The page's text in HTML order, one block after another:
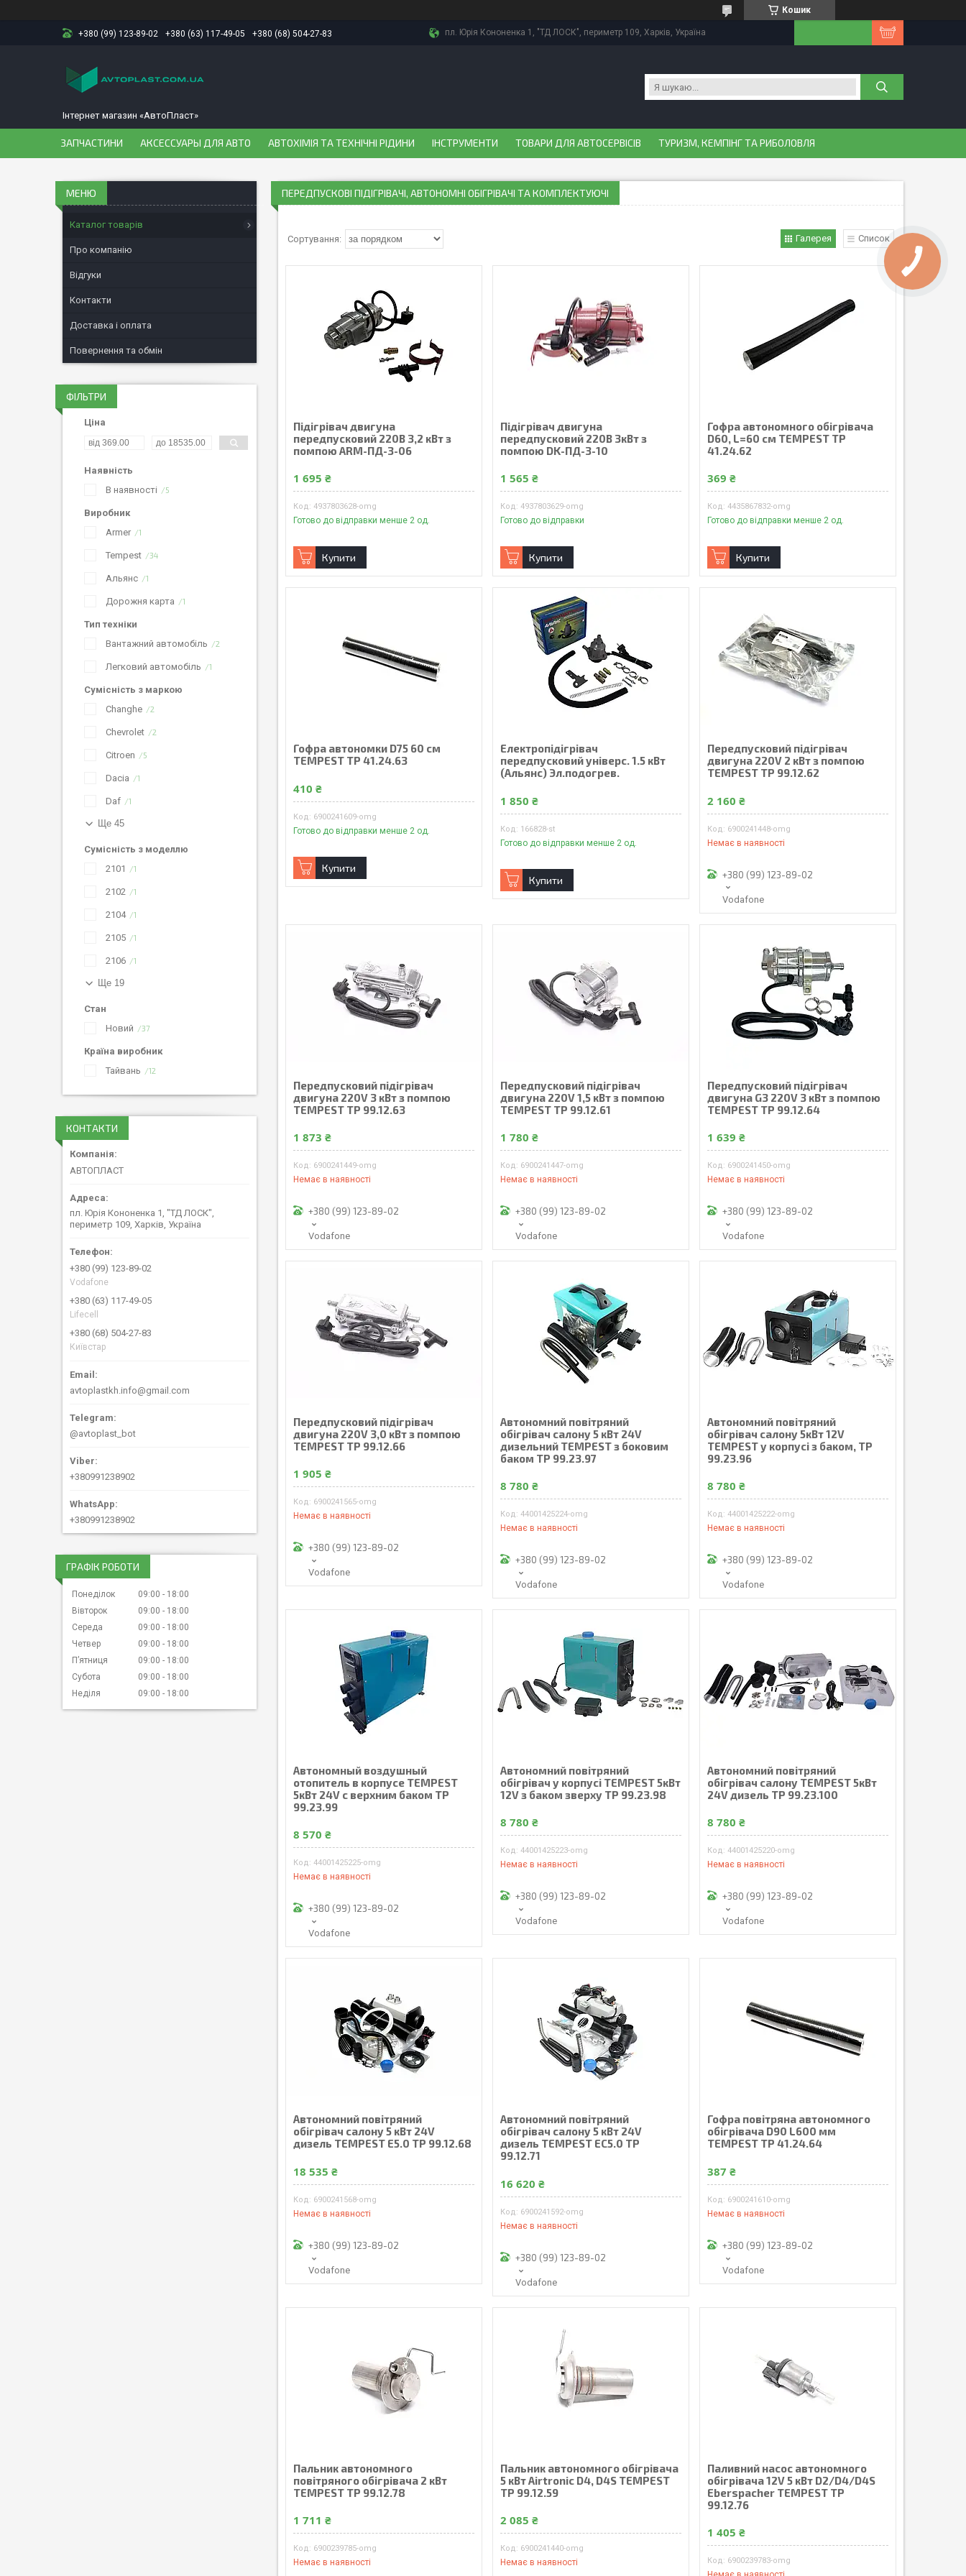
Кошик
+380 (99) 123-89-02 +380 (63) 117-49-05 +380 (68) 504-27-83 пл. Юрія Кононенка 1, "ТД ЛОСК", периметр 109, Харків, Україна
Інтернет магазин «АвтоПласт»
ЗАПЧАСТИНИ АКСЕССУАРЫ ДЛЯ АВТО АВТОХІМІЯ ТА ТЕХНІЧНІ РІДИНИ ІНСТРУМЕНТИ ТОВАРИ ДЛЯ АВТОСЕРВІСІВ ТУРИЗМ, КЕМПІНГ ТА РИБОЛОВЛЯ
ПЕРЕДПУСКОВІ ПІДІГРІВАЧІ, АВТОНОМНІ ОБІГРІВАЧІ ТА КОМПЛЕКТУЮЧІ
Галерея Список
Підігрівач двигуна
передпусковий 220В 3,2 кВт з
помпою ARM-ПД-3-06
1 695 ₴
4937803628-omg
Готово до відправки менше 2 од.
Купити
Підігрівач двигуна
передпусковий 220В 3кВт з
помпою DK-ПД-3-10
1 565 ₴
4937803629-omg
Готово до відправки
Купити
Гофра автономного обігрівача
D60, L=60 см TEMPEST TP
41.24.62
369 ₴
4435867832-omg
Готово до відправки менше 2 од.
Купити
Гофра автономки D75 60 см
TEMPEST TP 41.24.63
410 ₴
6900241609-omg
Готово до відправки менше 2 од.
Купити
Електропiдiгрiвач
передпусковий унiверс. 1.5 кВт
(Альянс) Эл.подогрев.
1 850 ₴
166828-st
Готово до відправки менше 2 од.
Купити
Передпусковий підігрівач
двигуна 220V 2 кВт з помпою
TEMPEST TP 99.12.62
2 160 ₴
6900241448-omg
Немає в наявності
+380 (99) 123-89-02
Vodafone
Передпусковий підігрівач
двигуна 220V 3 кВт з помпою
TEMPEST TP 99.12.63
1 873 ₴
6900241449-omg
Немає в наявності
+380 (99) 123-89-02
Vodafone
Передпусковий підігрівач
двигуна 220V 1,5 кВт з помпою
TEMPEST TP 99.12.61
1 780 ₴
6900241447-omg
Немає в наявності
+380 (99) 123-89-02
Vodafone
Передпусковий підігрівач
двигуна G3 220V 3 кВт з помпою
TEMPEST TP 99.12.64
1 639 ₴
6900241450-omg
Немає в наявності
+380 (99) 123-89-02
Vodafone
Передпусковий підігрівач
двигуна 220V 3,0 кВт з помпою
TEMPEST TP 99.12.66
1 905 ₴
6900241565-omg
Немає в наявності
+380 (99) 123-89-02
Vodafone
Автономний повітряний
обігрівач салону 5 кВт 24V
дизельний TEMPEST з боковим
баком TP 99.23.97
8 780 ₴
44001425224-omg
Немає в наявності
+380 (99) 123-89-02
Vodafone
Автономний повітряний
обігрівач салону 5кВт 12V
TEMPEST у корпусі з баком, TP
99.23.96
8 780 ₴
44001425222-omg
Немає в наявності
+380 (99) 123-89-02
Vodafone
Автономный воздушный
отопитель в корпусе TEMPEST
5кВт 24V с верхним баком TP
99.23.99
8 570 ₴
44001425225-omg
Немає в наявності
+380 (99) 123-89-02
Vodafone
Автономний повітряний
обігрівач у корпусі TEMPEST 5кВт
12V з баком зверху TP 99.23.98
8 780 ₴
44001425223-omg
Немає в наявності
+380 (99) 123-89-02
Vodafone
Автономний повітряний
обігрівач салону TEMPEST 5кВт
24V дизель TP 99.23.100
8 780 ₴
44001425220-omg
Немає в наявності
+380 (99) 123-89-02
Vodafone
Автономний повітряний
обігрівач салону 5 кВт 24V
дизель TEMPEST E5.0 TP 99.12.68
18 535 ₴
6900241568-omg
Немає в наявності
+380 (99) 123-89-02
Vodafone
Автономний повітряний
обігрівач салону 5 кВт 24V
дизель TEMPEST EC5.0 TP
99.12.71
16 620 ₴
6900241592-omg
Немає в наявності
+380 (99) 123-89-02
Vodafone
Гофра повітряна автономного
обігрівача D90 L600 мм
TEMPEST TP 41.24.64
387 ₴
6900241610-omg
Немає в наявності
+380 (99) 123-89-02
Vodafone
Пальник автономного
повітряного обігрівача 2 кВт
TEMPEST TP 99.12.78
1 711 ₴
6900239785-omg
Немає в наявності
Пальник автономного обігрівача
5 кВт Airtronic D4, D4S TEMPEST
TP 99.12.59
2 085 ₴
6900241440-omg
Немає в наявності
Паливний насос автономного
обігрівача 12V 5 кВт D2/D4/D4S
Eberspacher TEMPEST TP
99.12.76
1 405 ₴
6900239783-omg
Каталог товарів
Про компанію
Відгуки
Контакти
Доставка і оплата
Повернення та обмін
ФІЛЬТРИ
Ціна
Наявність
В наявності
5
Виробник
Armer
1
Tempest 34
Альянс 1
Дорожня карта 1
Тип техніки
Вантажний автомобіль
2
Легковий автомобіль 1
Сумісність з маркою
Changhe
2
Chevrolet 2
Citroen 5
Dacia 1
Daf 1
Ще 45
Сумісність з моделлю
2101
1
2102 1
2104 1
2105 1
2106 1
Ще 19
Стан
Новий
37
Країна виробник
Тайвань
12
КОНТАКТИ
АВТОПЛАСТ
пл. Юрія Кононенка 1, "ТД ЛОСК",
периметр 109, Харків, Україна
+380 (99) 123-89-02
Vodafone
+380 (63) 117-49-05
Lifecell
+380 (68) 504-27-83
Київстар
avtoplastkh.info@gmail.com
@avtoplast_bot
+380991238902
+380991238902
ГРАФІК РОБОТИ
Понеділок 09:00
18:00
Вівторок
09:00
18:00
Середа
09:00
18:00
Четвер
09:00
18:00
Пʼятниця
09:00
18:00
Субота
09:00
18:00
Неділя
09:00 18:00